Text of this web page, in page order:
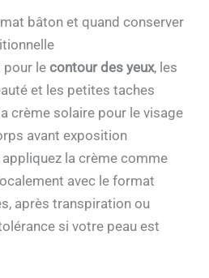
bâton et quand conserver
pour le contour des yeux, les
et les petites taches
crème solaire pour le visage
avant exposition
la crème comme
avec le format
après transpiration ou
si votre peau est